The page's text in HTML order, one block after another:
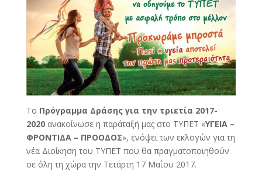
Το Πρόγραμμα Δράσης για την τριετία 2017-
2020ανακοίνωσε η παράταξή μας στο ΤΥΠΕΤ «ΥΓΕΙΑ –
ΦΡΟΝΤΙΔΑ – ΠΡΟΟΔΟΣ», ενόψει των εκλογών για τη
νέα Διοίκηση του ΤΥΠΕΤ που θα πραγματοποιηθούν
σε όλη τη χώρα την Τετάρτη 17 Μαΐου 2017.